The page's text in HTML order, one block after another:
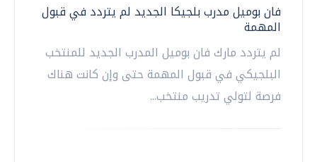
فان بوميل مدرب بلجيكا الجديد لم يتردد في قبول
المهمة
لم يتردد مارك فان بوميل المدرب الجديد للمنتخب
البلجيكي في قبول المهمة حتى وإن كانت هناك
فرصة لتولي تدريب منتخب...